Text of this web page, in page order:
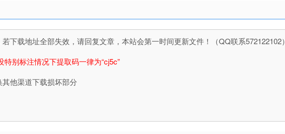
下载地址全部失效，请回复文章，本站会第一时间更新文件！（QQ联系572122102）
别标注情况下提取码一律为“cj5c”
他渠道下载损坏部分